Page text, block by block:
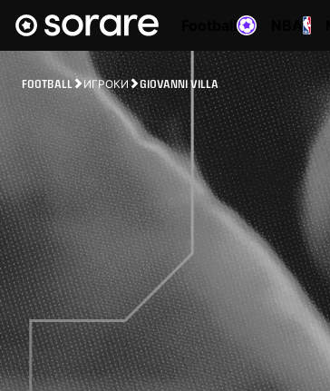
FOOTBALL ИГРОКИ GIOVANNI VILLA